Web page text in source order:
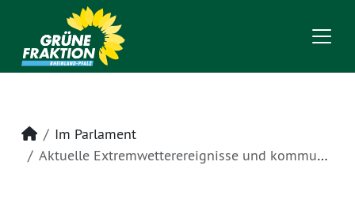
Startseite
Im Parlament
Aktuelle Extremwetterereignisse und kommunale Hochwasservorsorge in Rheinland-Pfalz